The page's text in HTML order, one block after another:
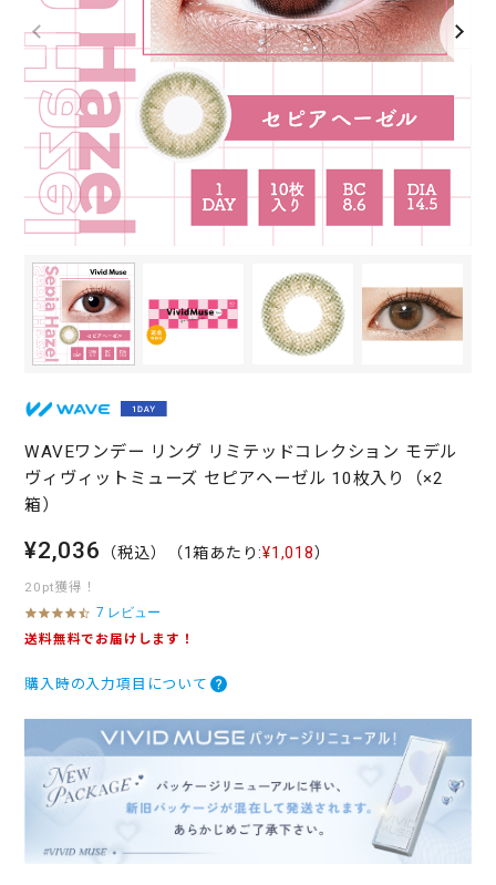
WAVEワンデー リング リミテッドコレクション モデル
ヴィヴィットミューズ セピアヘーゼル 10枚入り（×2
箱）
¥2,036 （税込） （1箱あたり:¥1,018）
20pt獲得！
4
.
t
r
a
t
i
7 レビュー
送料無料でお届けします！
購入時の入力項目について